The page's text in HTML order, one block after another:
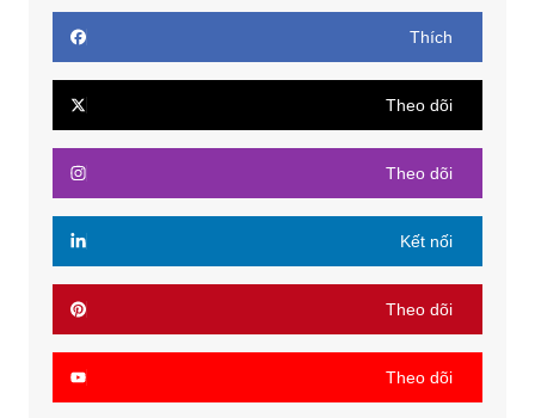
Thích
Theo dõi
Theo dõi
Kết nối
Theo dõi
Theo dõi